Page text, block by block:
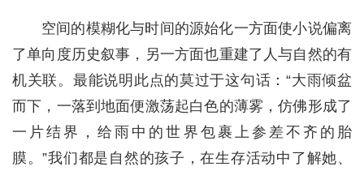
空间的模糊化与时间的源始化一方面使小说偏离
了单向度历史叙事，另一方面也重建了人与自然的有
机关联。最能说明此点的莫过于这句话：“大雨倾盆
而下，一落到地面便激荡起白色的薄雾，仿佛形成了
一片结界，给雨中的世界包裹上参差不齐的胎
膜。”我们都是自然的孩子，在生存活动中了解她、